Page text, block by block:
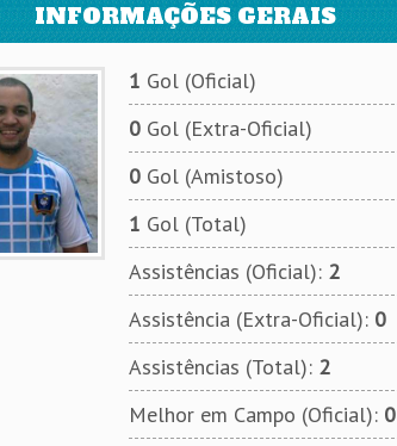
INFORMAÇÕES GERAIS
1 Gol (Oficial)
0Gol (Extra-Oficial)
0Gol (Amistoso)
1 Gol (Total)
Assistências (Oficial): 2
Assistência (Extra-Oficial): 0
Assistências (Total): 2
Melhor em Campo (Oficial): 0